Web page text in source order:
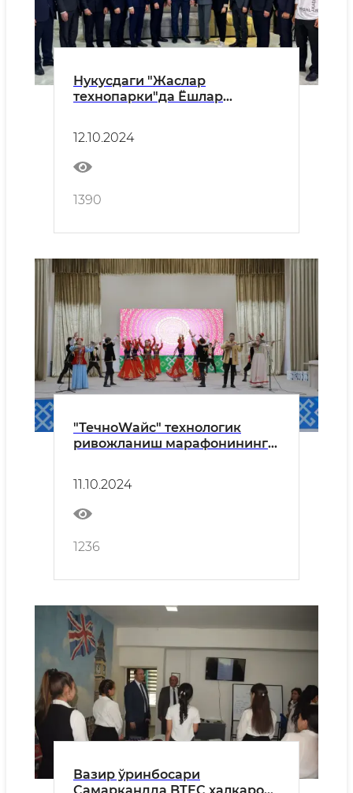
Нукусдаги "Жаслар
технопарки"да Ёшлар
12.10.2024
1390
"ТечноWайс" технологик
ривожланиш марафонининг
11.10.2024
1236
Вазир ўринбосари